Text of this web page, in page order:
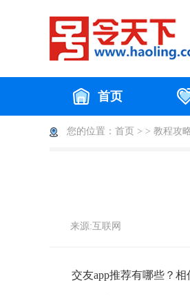
首页
您的位置： 首页 > > 教程攻
来源:互联网
交友app推荐有哪些？